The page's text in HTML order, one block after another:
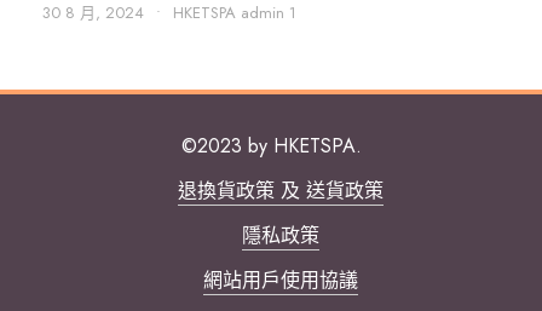
30 8 月, 2024 • HKETSPA admin 1
©2023 by HKETSPA.
退換貨政策 及 送貨政策
隱私政策
網站用戶使用協議